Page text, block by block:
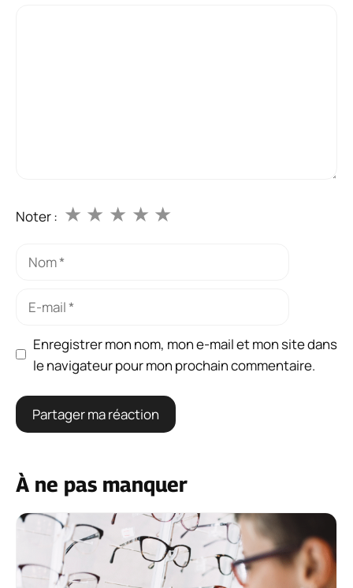
Noter : ★
★
★
★
★
Nom
Enregistrer mon nom, mon e-mail et mon site dans
le navigateur pour mon prochain commentaire.
À ne pas manquer